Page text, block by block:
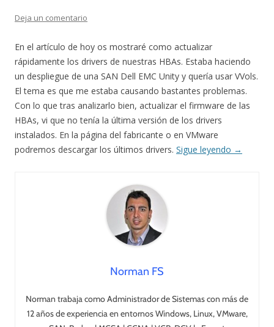
Deja un comentario
En el artículo de hoy os mostraré como actualizar
rápidamente los drivers de nuestras HBAs. Estaba haciendo
un despliegue de una SAN Dell EMC Unity y quería usar VVols.
El tema es que me estaba causando bastantes problemas.
Con lo que tras analizarlo bien, actualizar el firmware de las
HBAs, vi que no tenía la última versión de los drivers
instalados. En la página del fabricante o en VMware
podremos descargar los últimos drivers. Sigue leyendo →
Norman FS
Norman trabaja como Administrador de Sistemas con más de
12 años de experiencia en entornos Windows, Linux, VMware,